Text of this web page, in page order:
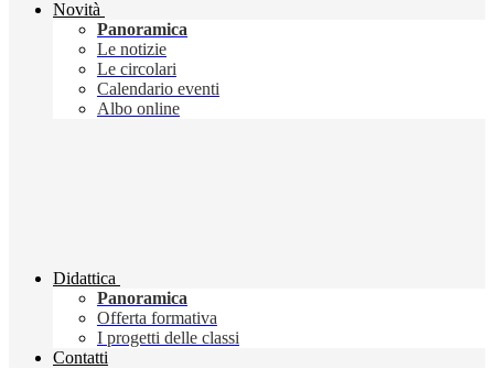
Novità
Panoramica
Le notizie
Le circolari
Calendario eventi
Albo online
Didattica
Panoramica
Offerta formativa
I progetti delle classi
Contatti